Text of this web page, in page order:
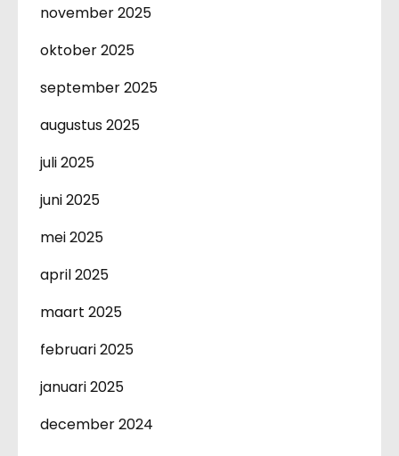
november 2025
oktober 2025
september 2025
augustus 2025
juli 2025
juni 2025
mei 2025
april 2025
maart 2025
februari 2025
januari 2025
december 2024